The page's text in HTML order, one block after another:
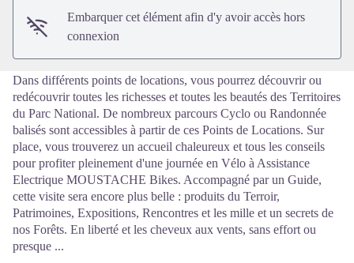
Embarquer cet élément afin d'y avoir accès hors
connexion
Dans différents points de locations, vous pourrez découvrir ou
redécouvrir toutes les richesses et toutes les beautés des Territoires
du Parc National. De nombreux parcours Cyclo ou Randonnée
balisés sont accessibles à partir de ces Points de Locations. Sur
place, vous trouverez un accueil chaleureux et tous les conseils
pour profiter pleinement d'une journée en Vélo à Assistance
Electrique MOUSTACHE Bikes. Accompagné par un Guide,
cette visite sera encore plus belle : produits du Terroir,
Patrimoines, Expositions, Rencontres et les mille et un secrets de
nos Forêts. En liberté et les cheveux aux vents, sans effort ou
presque ...